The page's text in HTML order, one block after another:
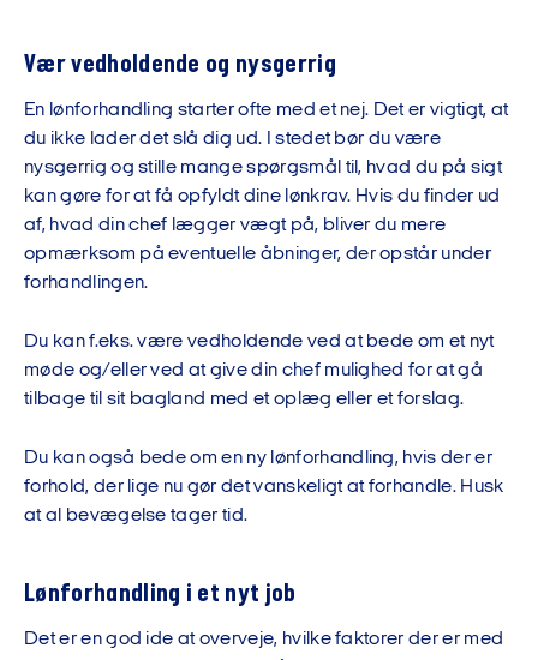
Vær vedholdende og nysgerrig
En lønforhandling starter ofte med et nej. Det er vigtigt, at
du ikke lader det slå dig ud. I stedet bør du være
nysgerrig og stille mange spørgsmål til, hvad du på sigt
kan gøre for at få opfyldt dine lønkrav. Hvis du finder ud
af, hvad din chef lægger vægt på, bliver du mere
opmærksom på eventuelle åbninger, der opstår under
forhandlingen.
Du kan f.eks. være vedholdende ved at bede om et nyt
møde og/eller ved at give din chef mulighed for at gå
tilbage til sit bagland med et oplæg eller et forslag.
Du kan også bede om en ny lønforhandling, hvis der er
forhold, der lige nu gør det vanskeligt at forhandle. Husk
at al bevægelse tager tid.
Lønforhandling i et nyt job
Det er en god ide at overveje, hvilke faktorer der er med